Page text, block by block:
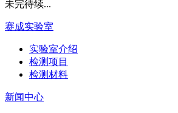
未完待续...
赛成实验室
实验室介绍
检测项目
检测材料
新闻中心